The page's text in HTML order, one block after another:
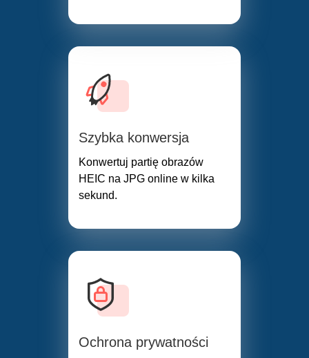
Szybka konwersja
Konwertuj partię obrazów
HEIC na JPG online w kilka
sekund.
Ochrona prywatności